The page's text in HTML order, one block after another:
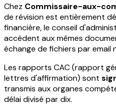
Chez Commissaire-aux-
de révision est entièrement
financière, le conseil
accèdent aux mêmes
échange de fichiers par email
Les rapports CAC (rapport
lettres d'affirmation) sont
transmis aux organes
délai divisé par dix.